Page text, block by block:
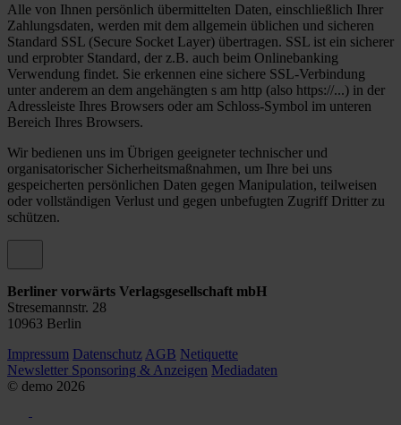
Alle von Ihnen persönlich übermittelten Daten, einschließlich Ihrer
Zahlungsdaten, werden mit dem allgemein üblichen und sicheren
Standard SSL (Secure Socket Layer) übertragen. SSL ist ein sicherer
und erprobter Standard, der z.B. auch beim Onlinebanking
Verwendung findet. Sie erkennen eine sichere SSL-Verbindung
unter anderem an dem angehängten s am http (also https://...) in der
Adressleiste Ihres Browsers oder am Schloss-Symbol im unteren
Bereich Ihres Browsers.
Wir bedienen uns im Übrigen geeigneter technischer und
organisatorischer Sicherheitsmaßnahmen, um Ihre bei uns
gespeicherten persönlichen Daten gegen Manipulation, teilweisen
oder vollständigen Verlust und gegen unbefugten Zugriff Dritter zu
schützen.
Berliner vorwärts Verlagsgesellschaft mbH
Stresemannstr. 28
10963 Berlin
Impressum Datenschutz AGB Netiquette
Newsletter Sponsoring & Anzeigen Mediadaten
© demo 2026